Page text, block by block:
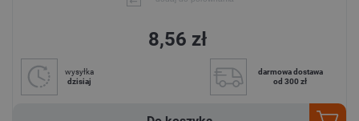
8,56 zł
wysyłka
dzisiaj
darmowa dostawa
od 300 zł